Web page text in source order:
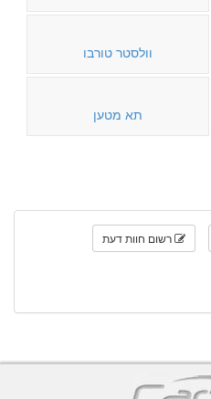
וולסטר טורבו
תא מטען
רשום חוות דעת